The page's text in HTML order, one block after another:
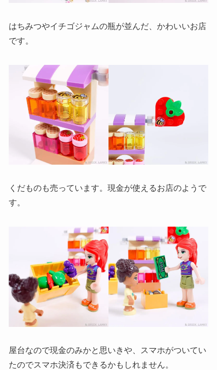
はちみつやイチゴジャムの瓶が並んだ、かわいいお店
です。
くだものも売っています。現金が使えるお店のようで
す。
屋台なので現金のみかと思いきや、スマホがついてい
たのでスマホ決済もできるかもしれません。